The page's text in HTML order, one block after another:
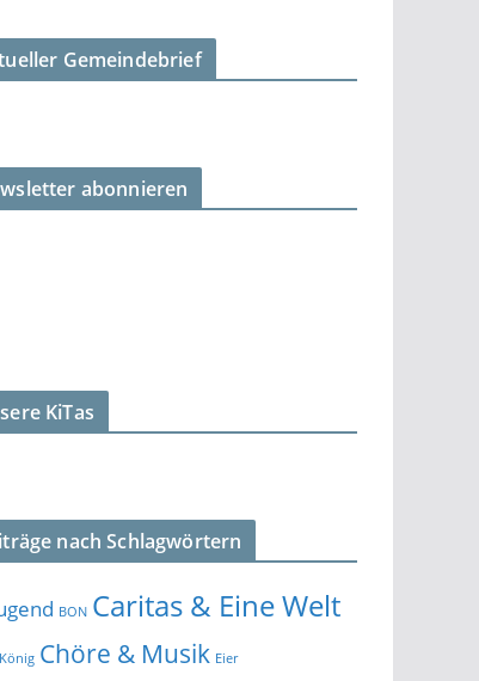
Gemeindebrief
abonnieren
KiTas
nach Schlagwörtern
BON Caritas & Eine Welt
Chöre & Musik Eier